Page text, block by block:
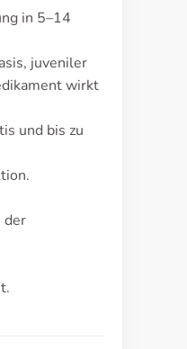
in 5–14
juveniler
wirkt
und bis zu
der